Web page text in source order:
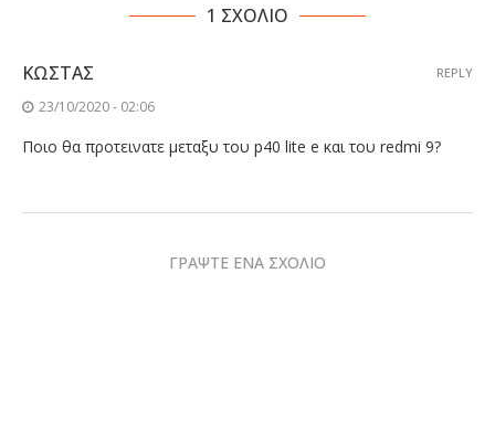
1 ΣΧΟΛΙΟ
ΚΩΣΤΑΣ
23/10/2020 - 02:06
Ποιο θα προτεινατε μεταξυ του p40 lite e και του redmi 9?
REPLY
ΓΡΑΨΤΕ ΕΝΑ ΣΧΟΛΙΟ